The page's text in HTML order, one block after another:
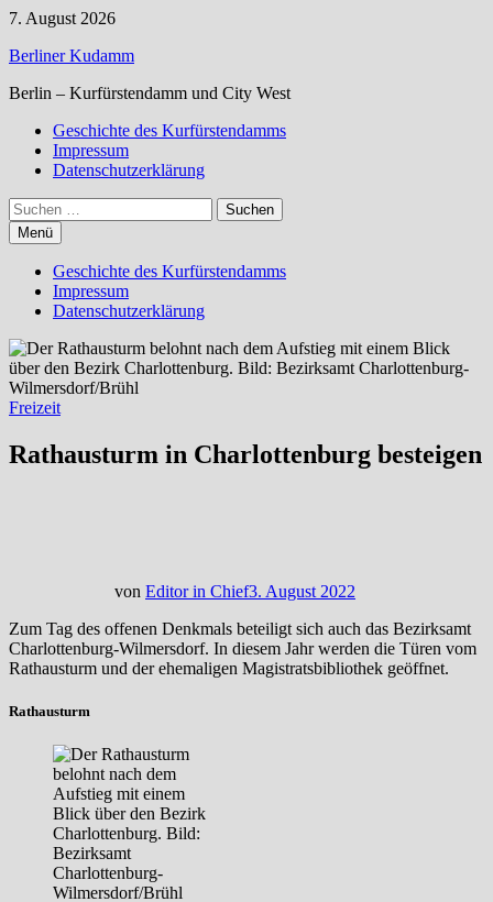
Zum
springen
7. August 2026
Berliner Kudamm
Berlin – Kurfürstendamm und City West
Geschichte des Kurfürstendamms
Impressum
Datenschutzerklärung
Suchen
nach:
Menü
Geschichte des Kurfürstendamms
Impressum
Datenschutzerklärung
Freizeit
Rathausturm in Charlottenburg besteigen
von Editor in Chief3. August 2022
Zum Tag des offenen Denkmals beteiligt sich auch das Bezirksamt
Charlottenburg-Wilmersdorf. In diesem Jahr werden die Türen vom
Rathausturm und der ehemaligen Magistratsbibliothek geöffnet.
Rathausturm